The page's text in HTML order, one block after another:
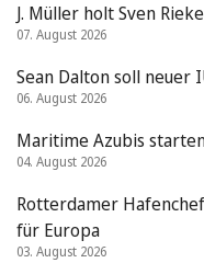
J. Müller holt Sven
07. August 2026
Sean Dalton soll
06. August 2026
Maritime Azubis
04. August 2026
Rotterdamer
für Europa
03. August 2026